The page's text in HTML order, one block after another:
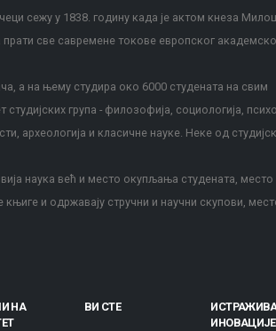
сежу у 1838. годину када је актом кнеза
све савремене токове европског
а на њему студира око 6000 студената на свим
група - филозофија, социологија,
археологија и класичне науке. Неке од
наука већ и место окупљања студената, место
и одржавају стручни и научни скупови,
НА
ВИ СТЕ
ИНОВАЦИЈЕ